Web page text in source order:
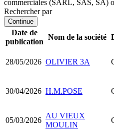
commerciales (SARL, SAS, SA)
Rechercher par
Continue
Date de
publication
Nom de la société
28/05/2026 OLIVIER 3A
30/04/2026 H.M.POSE
05/03/2026
AU VIEUX
MOULIN